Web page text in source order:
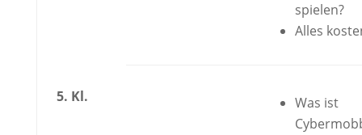
5. Kl.
spielen?
Alles
Was ist